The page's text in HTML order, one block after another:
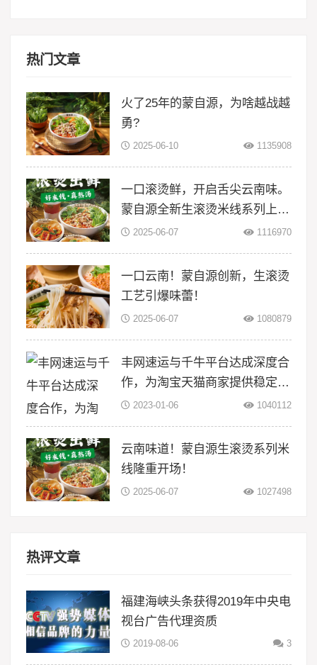
热门文章
火了25年的蒙自源，为啥越战越
勇?
2025-06-10 1135908
一口滚烫鲜，开启舌尖云南味。
蒙自源全新生滚烫米线系列上
线！2025-06-07 1116970
一口云南！蒙自源创新，生滚烫
工艺引爆味蕾！
2025-06-07 1080879
丰网速运与千牛平台达成深度合
作，为淘宝天猫商家提供稳定物
流服务
2023-01-06 1040112
云南味道！蒙自源生滚烫系列米
线隆重开场！
2025-06-07 1027498
热评文章
福建海峡头条获得2019年中央电
视台广告代理资质
2019-08-06 3